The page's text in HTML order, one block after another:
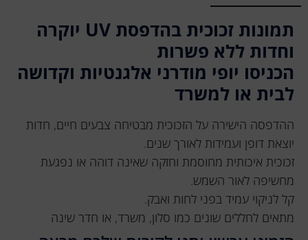
תמונות זכוכית בהדפסת UV יוקרה
וחדות ללא פשרות
הכניסו יופי מודרני אלגנטיות וקדושה
לבית או למשרד
ההדפסה הישירה על הזכוכית מבטיחה צבעים חיים, חדות
יוצאת דופן ועמידות לאורך שנים.
זכוכית איכותית מחוסמת וחזקה שאינה דוהה או נפגעת
מחשיפה לאור השמש.
קל לניקוי עמיד בפני לחות ואבק.
מתאים לחללים שונים כמו סלון, משרד, או חדר שינה